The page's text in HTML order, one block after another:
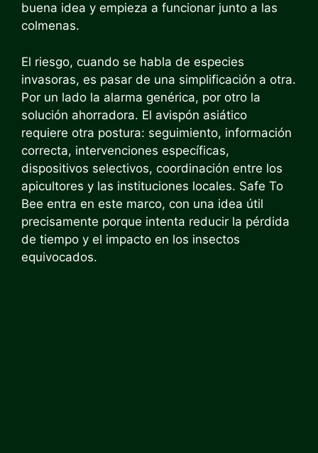
buena idea y empieza a funcionar junto a las
colmenas.
El riesgo, cuando se habla de especies
invasoras, es pasar de una simplificación a otra.
Por un lado la alarma genérica, por otro la
solución ahorradora. El avispón asiático
requiere otra postura: seguimiento, información
correcta, intervenciones específicas,
dispositivos selectivos, coordinación entre los
apicultores y las instituciones locales. Safe To
Bee entra en este marco, con una idea útil
precisamente porque intenta reducir la pérdida
de tiempo y el impacto en los insectos
equivocados.